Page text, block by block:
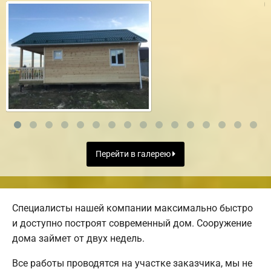
Перейти в галерею
Специалисты нашей компании максимально быстро
и доступно построят современный дом. Сооружение
дома займет от двух недель.
Все работы проводятся на участке заказчика, мы не